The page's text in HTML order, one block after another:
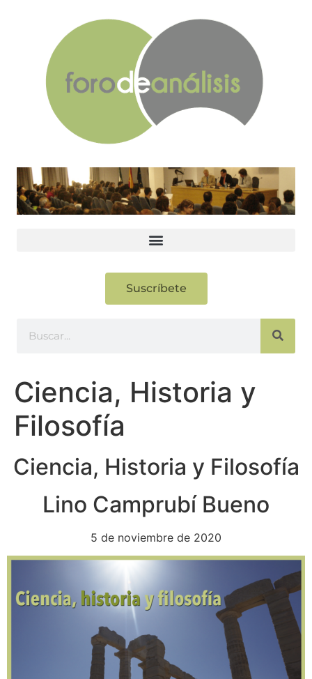
Suscríbete
Ciencia, Historia y
Filosofía
Ciencia, Historia y Filosofía
Lino Camprubí Bueno
5 de noviembre de 2020